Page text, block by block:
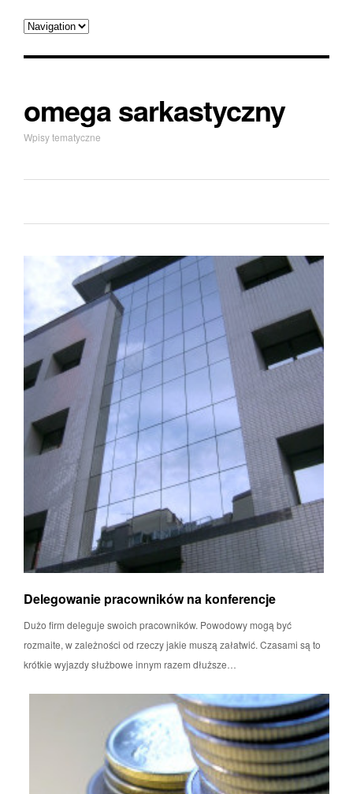
omega sarkastyczny
Wpisy tematyczne
Delegowanie pracowników na konferencje
Dużo firm deleguje swoich pracowników. Powodowy mogą być
rozmaite, w zależności od rzeczy jakie muszą załatwić. Czasami są to
krótkie wyjazdy służbowe innym razem dłuższe…